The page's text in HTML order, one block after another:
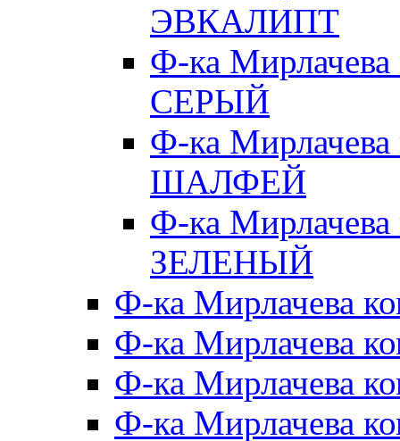
ЭВКАЛИПТ
Ф-ка
СЕРЫЙ
Ф-ка
ШАЛФЕЙ
Ф-ка
ЗЕЛЕНЫЙ
Ф-ка Мирлачева
Ф-ка Мирлачева
Ф-ка Мирлачева
Ф-ка Мирлачева